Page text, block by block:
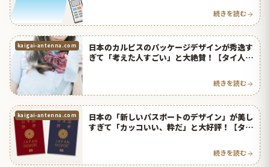
続きを読む
kaigai-antenna.com
日本のカルピスのパッケージデザインが秀逸す
ぎて「考えた人すごい」と大絶賛！【タイ人の
続きを読む
kaigai-antenna.com
日本の「新しいパスポートのデザイン」が美し
すぎて「カッコいい、粋だ」と大好評！【タイ
続きを読む